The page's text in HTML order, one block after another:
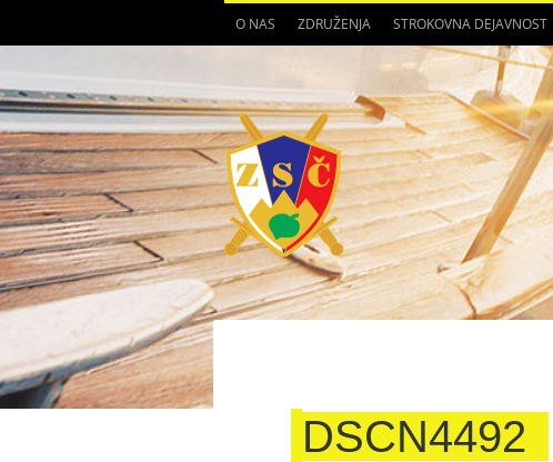
O NAS ZDRUŽENJA STROKOVNA DEJAVNOST
DSCN4492